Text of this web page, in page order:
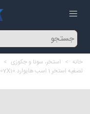
خانه > استخر، سونا و جکوزی >
تصفیه استخر 1 اسب هایوارد SP2607X10